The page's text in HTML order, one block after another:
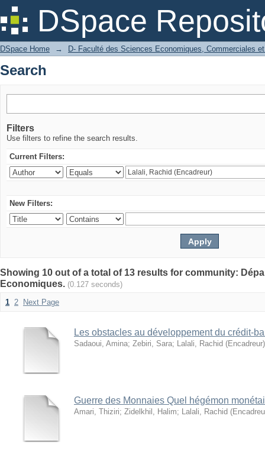
DSpace
Search
DSpace Home → D- Faculté des Sciences Economiques, Commerciales
Search
Filters
Use filters to refine the search results.
Current Filters:
New Filters:
Showing 10 out of a total of 13 results for community:
Economiques. (0.127 seconds)
1 2 Next Page
Les obstacles au développement du crédit-
Sadaoui, Amina; Zebiri, Sara; Lalali, Rachid (Encadreur)
Guerre des Monnaies Quel hégémon
Amari, Thiziri; Zidelkhil, Halim; Lalali, Rachid